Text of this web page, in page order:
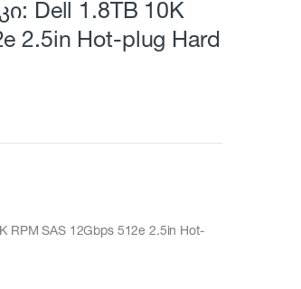
Dell 1.8TB 10K
2.5in Hot-plug Hard
SAS 12Gbps 512e 2.5in Hot-